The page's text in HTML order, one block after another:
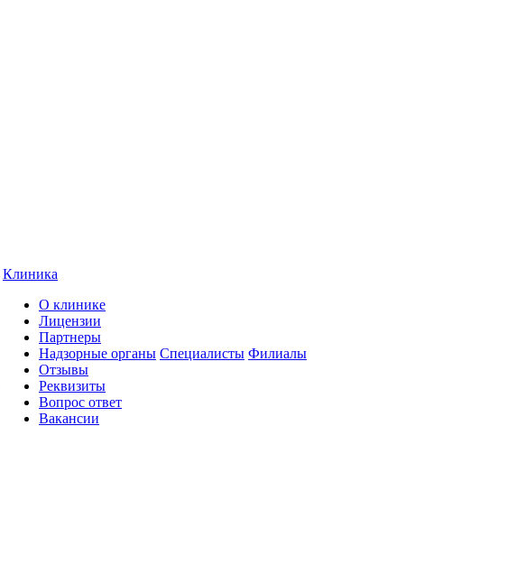
Клиника
О клинике
Лицензии
Партнеры
Надзорные органы
Отзывы
Реквизиты
Вопрос ответ
Вакансии
Специалисты Филиалы